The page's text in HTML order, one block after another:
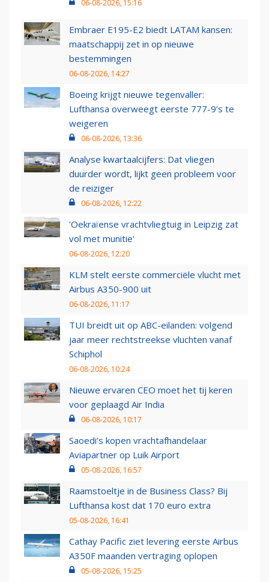
06-08-2026, 15:16
Embraer E195-E2 biedt LATAM kansen:
maatschappij zet in op nieuwe
bestemmingen
06-08-2026, 14:27
Boeing krijgt nieuwe tegenvaller:
Lufthansa overweegt eerste 777-9’s te
weigeren
06-08-2026, 13:36
Analyse kwartaalcijfers: Dat vliegen
duurder wordt, lijkt geen probleem voor
de reiziger
06-08-2026, 12:22
'Oekraïense vrachtvliegtuig in Leipzig zat
vol met munitie'
06-08-2026, 12:20
KLM stelt eerste commerciële vlucht met
Airbus A350-900 uit
06-08-2026, 11:17
TUI breidt uit op ABC-eilanden: volgend
jaar meer rechtstreekse vluchten vanaf
Schiphol
06-08-2026, 10:24
Nieuwe ervaren CEO moet het tij keren
voor geplaagd Air India
06-08-2026, 10:17
Saoedi’s kopen vrachtafhandelaar
Aviapartner op Luik Airport
05-08-2026, 16:57
Raamstoeltje in de Business Class? Bij
Lufthansa kost dat 170 euro extra
05-08-2026, 16:41
Cathay Pacific ziet levering eerste Airbus
A350F maanden vertraging oplopen
05-08-2026, 15:25